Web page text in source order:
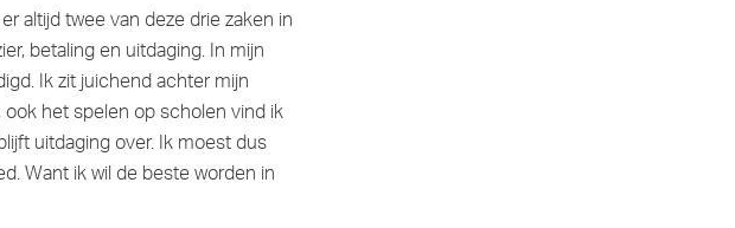
altijd twee van deze drie zaken in
betaling en uitdaging. In mijn
Ik zit juichend achter mijn
het spelen op scholen vind ik
uitdaging over. Ik moest dus
Want ik wil de beste worden in